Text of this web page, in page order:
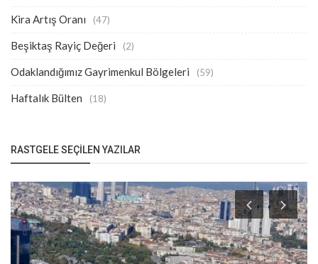
Kira Artış Oranı (47)
Beşiktaş Rayiç Değeri (2)
Odaklandığımız Gayrimenkul Bölgeleri (59)
Haftalık Bülten (18)
RASTGELE SEÇILEN YAZILAR